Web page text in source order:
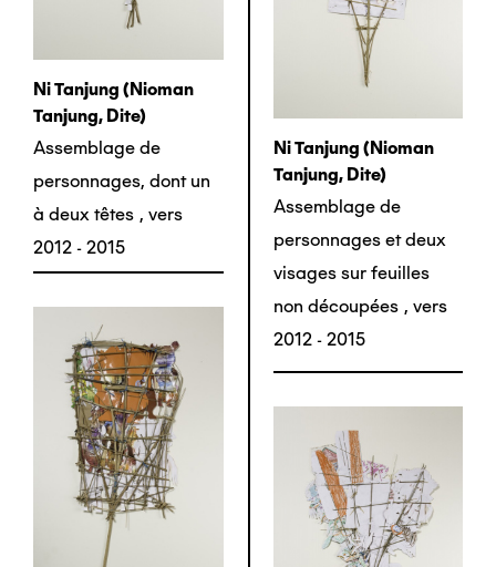
Ni Tanjung (nioman
Tanjung, Dite)
Assemblage de
personnages, dont un
à deux têtes , vers
2012 - 2015
Ni Tanjung (nioman
Tanjung, Dite)
Assemblage de
personnages et deux
visages sur feuilles
non découpées , vers
2012 - 2015